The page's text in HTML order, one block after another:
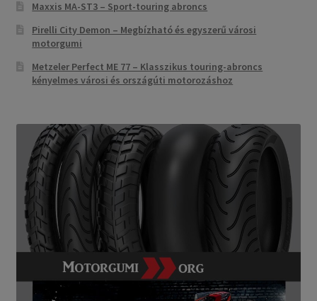
Maxxis MA-ST3 – Sport-touring abroncs
Pirelli City Demon – Megbízható és egyszerű városi
motorgumi
Metzeler Perfect ME 77 – Klasszikus touring-abroncs
kényelmes városi és országúti motorozáshoz